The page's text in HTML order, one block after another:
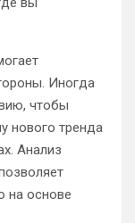
Иногда
чтобы
нового тренда
Анализ
на основе